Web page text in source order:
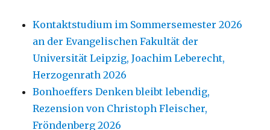
Kontaktstudium im Sommersemester 2026
an der Evangelischen Fakultät der
Universität Leipzig, Joachim Leberecht,
Herzogenrath 2026
Bonhoeffers Denken bleibt lebendig,
Rezension von Christoph Fleischer,
Fröndenberg 2026